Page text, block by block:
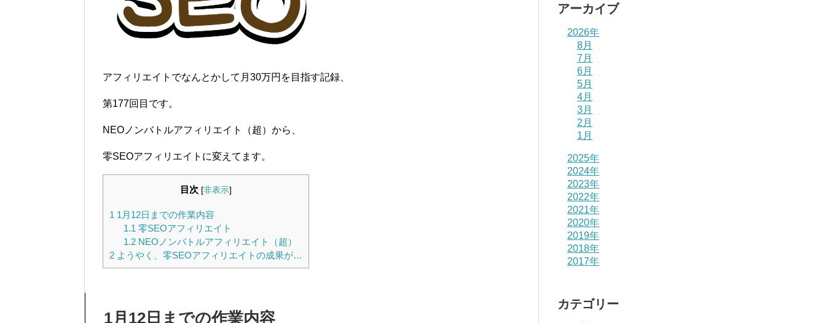
アフィリエイトでなんとかして月30万円を目指す記録、
第177回目です。
NEOノンバトルアフィリエイト（超）から、
零SEOアフィリエイトに変えてます。
目次 [非表示]
1 1月12日までの作業内容
1.1 零SEOアフィリエイト
1.2NEOノンバトルアフィリエイト（超）
2 ようやく、零SEOアフィリエイトの成果が…
1月12日までの作業内容
アーカイブ
2026年
8月
7月
6月
5月
4月
3月
2月
1月
2025年
2024年
2023年
2022年
2021年
2020年
2019年
2018年
2017年
カテゴリー